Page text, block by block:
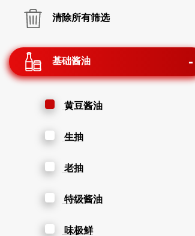
清除所有筛选
基础酱油
黄豆酱油
生抽
老抽
特级酱油
味极鲜